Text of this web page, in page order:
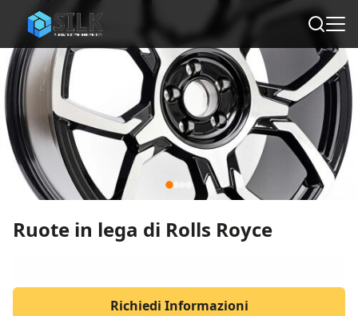
Ruote in lega di Rolls Royce
Richiedi Informazioni